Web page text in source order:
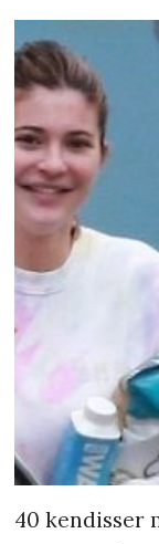
40 kendisser